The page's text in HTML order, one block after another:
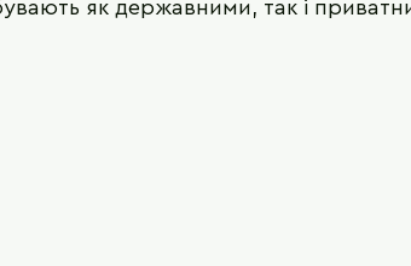
як державними, так і